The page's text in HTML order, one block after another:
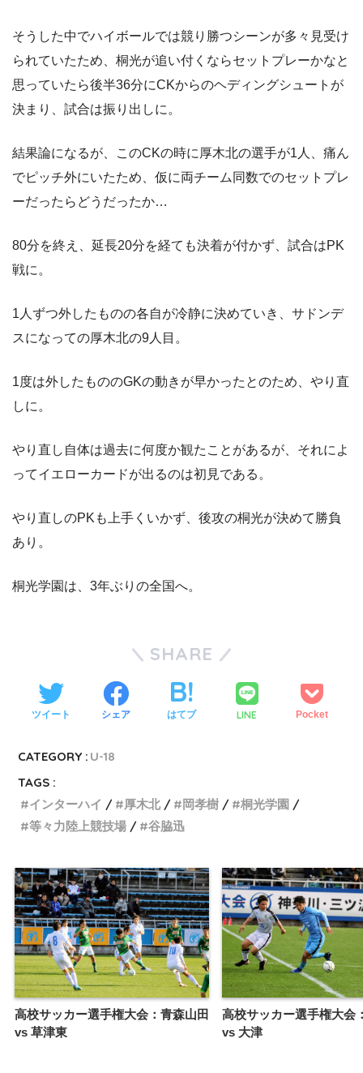
そうした中でハイボールでは競り勝つシーンが多々見受け
られていたため、桐光が追い付くならセットプレーかなと
思っていたら後半36分にCKからのヘディングシュートが
決まり、試合は振り出しに。
結果論になるが、このCKの時に厚木北の選手が1人、痛ん
でピッチ外にいたため、仮に両チーム同数でのセットプレ
ーだったらどうだったか…
80分を終え、延長20分を経ても決着が付かず、試合はPK
戦に。
1人ずつ外したものの各自が冷静に決めていき、サドンデ
スになっての厚木北の9人目。
1度は外したもののGKの動きが早かったとのため、やり直
しに。
やり直し自体は過去に何度か観たことがあるが、それによ
ってイエローカードが出るのは初見である。
やり直しのPKも上手くいかず、後攻の桐光が決めて勝負
あり。
桐光学園は、3年ぶりの全国へ。
SHARE
ツイート シェア はてブ LINE Pocket
CATEGORY : U-18
TAGS :
インターハイ
厚木北 岡孝樹
桐光学園
等々力陸上競技場
谷脇迅
高校サッカー選手権大会：青森山田
vs 草津東
高校サッカー選手権大会
vs 大津